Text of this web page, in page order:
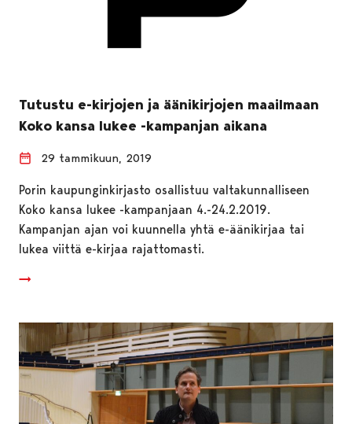
Tutustu e-kirjojen ja äänikirjojen maailmaan
Koko kansa lukee -kampanjan aikana
29 tammikuun, 2019
Porin kaupunginkirjasto osallistuu valtakunnalliseen
Koko kansa lukee -kampanjaan 4.-24.2.2019.
Kampanjan ajan voi kuunnella yhtä e-äänikirjaa tai
lukea viittä e-kirjaa rajattomasti.